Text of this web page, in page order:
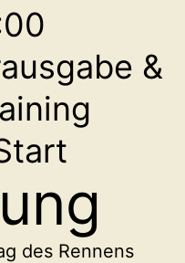
&
des Rennens